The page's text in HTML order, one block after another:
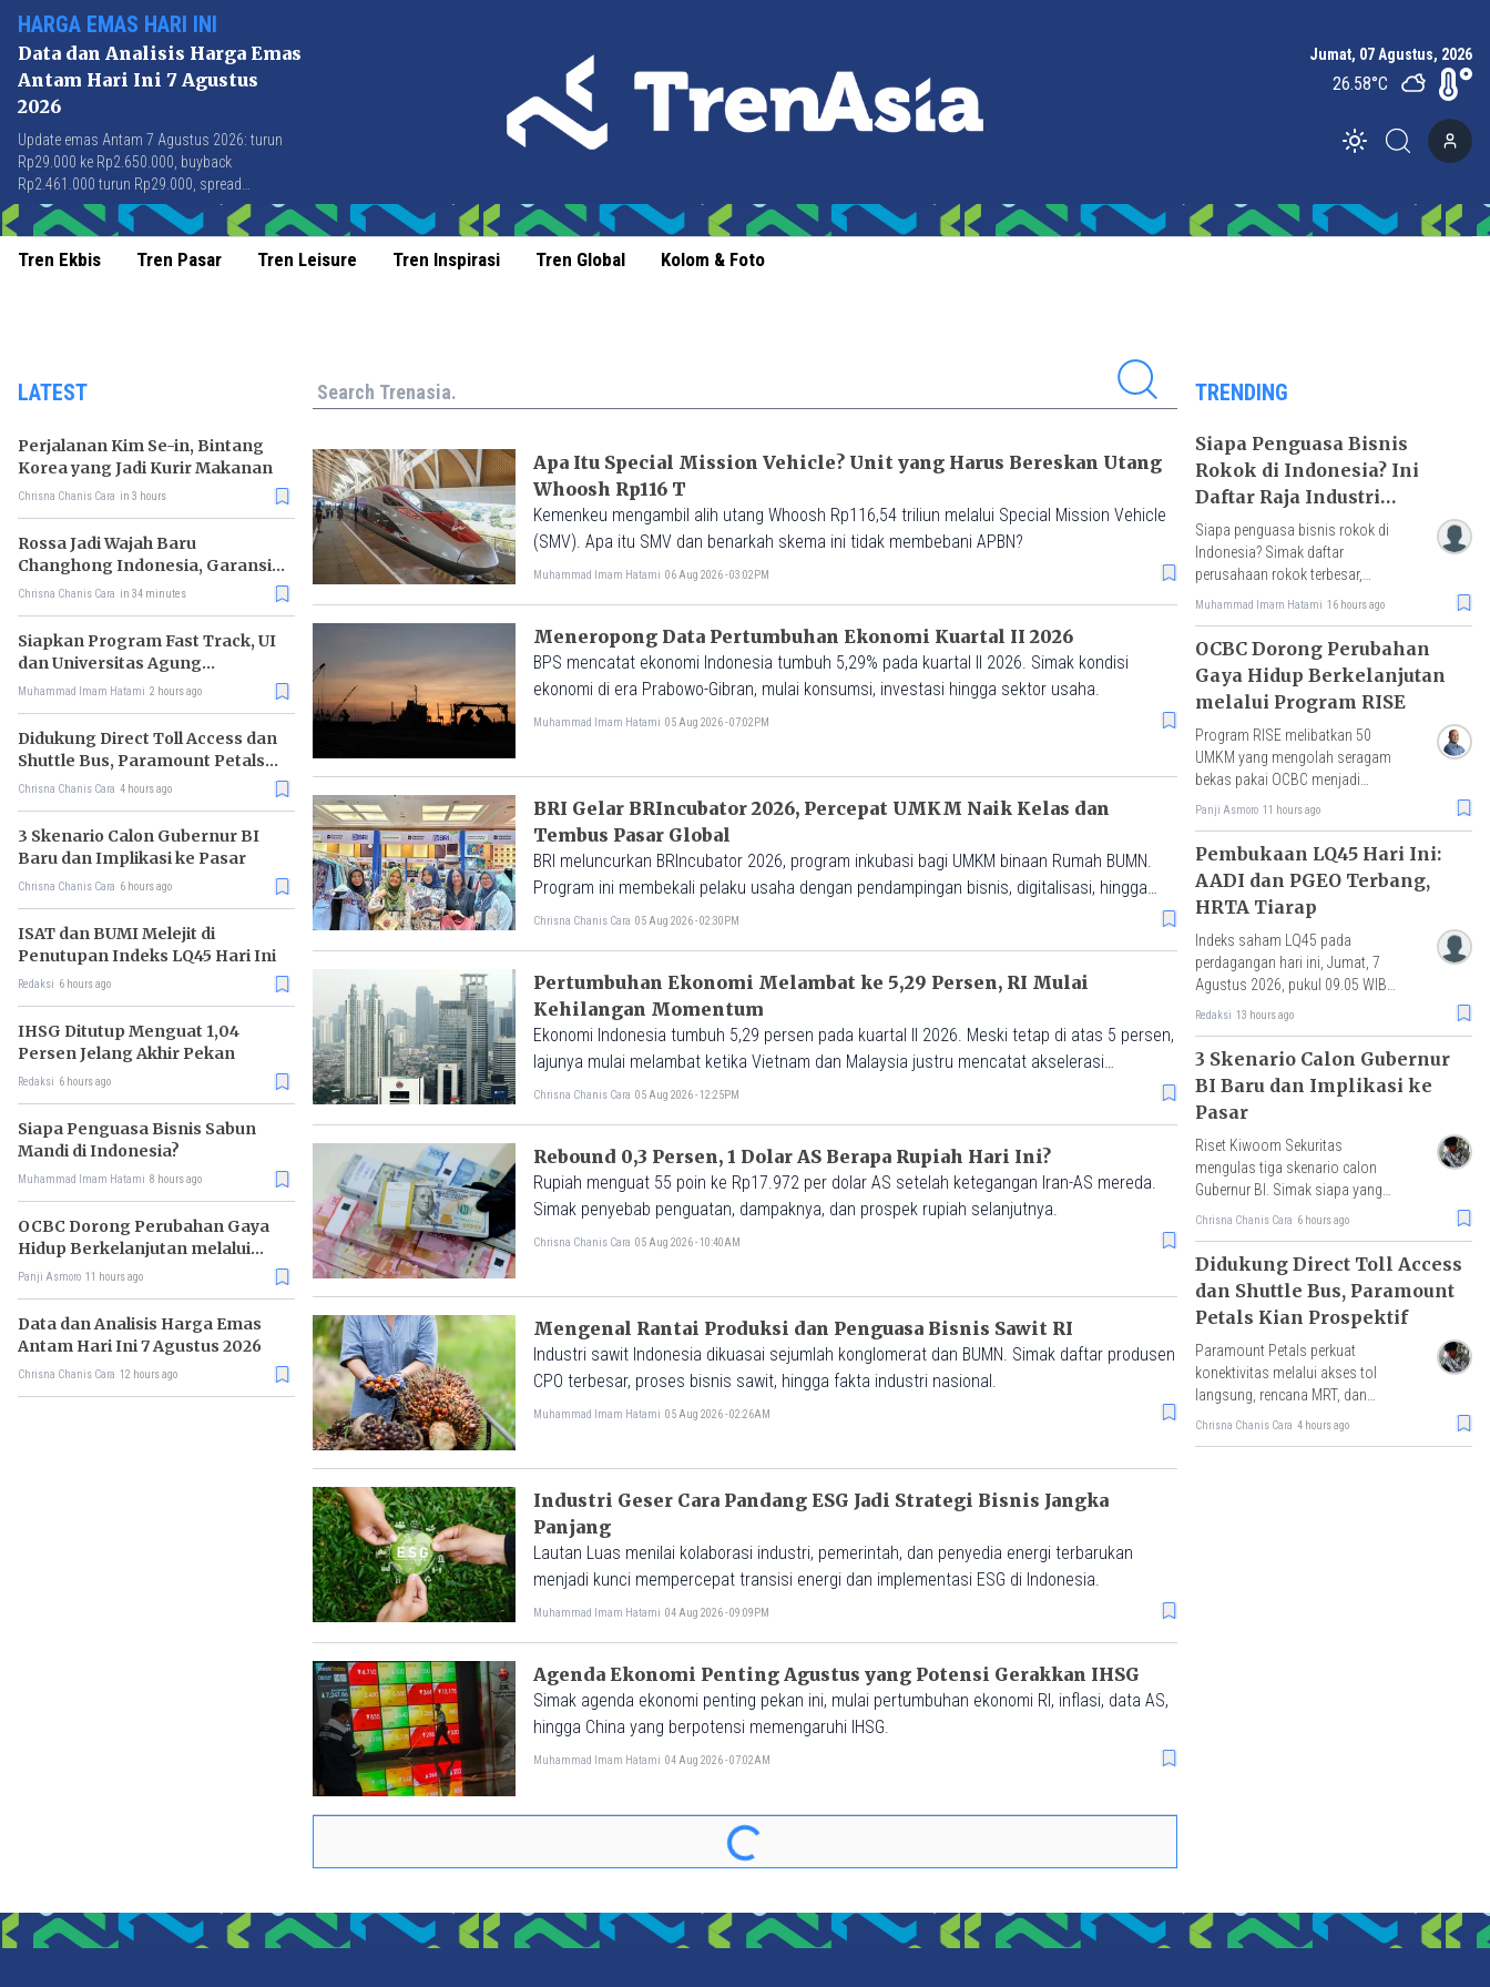
HARGA EMAS HARI INI
Data dan Analisis Harga Emas
Antam Hari Ini 7 Agustus
2026
Update emas Antam 7 Agustus 2026: turun
Rp29.000 ke Rp2.650.000, buyback
Rp2.461.000 turun Rp29.000, spread
Rp189.000 stabil di level terbaik sejak April
2026.
Jumat, 07 Agustus, 2026
26.58°C
Toggle theme
Tren Ekbis Tren Pasar Tren Leisure Tren Inspirasi Tren Global Kolom & Foto
LATEST
Perjalanan Kim Se-in, Bintang
Korea yang Jadi Kurir Makanan
Chrisna Chanis Cara in 3 hours
Rossa Jadi Wajah Baru
Changhong Indonesia, Garansi
Produk Kini Sampai 25 Tahun
Chrisna Chanis Cara in 34 minutes
Siapkan Program Fast Track, UI
dan Universitas Agung
Podomoro Jalin Kemitraan
Muhammad Imam Hatami 2 hours ago
Didukung Direct Toll Access dan
Shuttle Bus, Paramount Petals
Kian Prospektif
Chrisna Chanis Cara 4 hours ago
3 Skenario Calon Gubernur BI
Baru dan Implikasi ke Pasar
Chrisna Chanis Cara 6 hours ago
ISAT dan BUMI Melejit di
Penutupan Indeks LQ45 Hari Ini
Redaksi 6 hours ago
IHSG Ditutup Menguat 1,04
Persen Jelang Akhir Pekan
Redaksi 6 hours ago
Siapa Penguasa Bisnis Sabun
Mandi di Indonesia?
Muhammad Imam Hatami 8 hours ago
OCBC Dorong Perubahan Gaya
Hidup Berkelanjutan melalui
Program RISE
Panji Asmoro 11 hours ago
Data dan Analisis Harga Emas
Antam Hari Ini 7 Agustus 2026
Chrisna Chanis Cara 12 hours ago
Search
Apa Itu Special Mission Vehicle? Unit yang Harus Bereskan Utang
Whoosh Rp116 T
Kemenkeu mengambil alih utang Whoosh Rp116,54 triliun melalui Special Mission Vehicle
(SMV). Apa itu SMV dan benarkah skema ini tidak membebani APBN?
Muhammad Imam Hatami 06 Aug 2026 - 03:02PM
Meneropong Data Pertumbuhan Ekonomi Kuartal II 2026
BPS mencatat ekonomi Indonesia tumbuh 5,29% pada kuartal II 2026. Simak kondisi
ekonomi di era Prabowo-Gibran, mulai konsumsi, investasi hingga sektor usaha.
Muhammad Imam Hatami 05 Aug 2026 - 07:02PM
BRI Gelar BRIncubator 2026, Percepat UMKM Naik Kelas dan
Tembus Pasar Global
BRI meluncurkan BRIncubator 2026, program inkubasi bagi UMKM binaan Rumah BUMN.
Program ini membekali pelaku usaha dengan pendampingan bisnis, digitalisasi, hingga
peluang ekspor.
Chrisna Chanis Cara 05 Aug 2026 - 02:30PM
Pertumbuhan Ekonomi Melambat ke 5,29 Persen, RI Mulai
Kehilangan Momentum
Ekonomi Indonesia tumbuh 5,29 persen pada kuartal II 2026. Meski tetap di atas 5 persen,
lajunya mulai melambat ketika Vietnam dan Malaysia justru mencatat akselerasi
pertumbuhan.
Chrisna Chanis Cara 05 Aug 2026 - 12:25PM
Rebound 0,3 Persen, 1 Dolar AS Berapa Rupiah Hari Ini?
Rupiah menguat 55 poin ke Rp17.972 per dolar AS setelah ketegangan Iran-AS mereda.
Simak penyebab penguatan, dampaknya, dan prospek rupiah selanjutnya.
Chrisna Chanis Cara 05 Aug 2026 - 10:40AM
Mengenal Rantai Produksi dan Penguasa Bisnis Sawit RI
Industri sawit Indonesia dikuasai sejumlah konglomerat dan BUMN. Simak daftar produsen
CPO terbesar, proses bisnis sawit, hingga fakta industri nasional.
Muhammad Imam Hatami 05 Aug 2026 - 02:26AM
Industri Geser Cara Pandang ESG Jadi Strategi Bisnis Jangka
Panjang
Lautan Luas menilai kolaborasi industri, pemerintah, dan penyedia energi terbarukan
menjadi kunci mempercepat transisi energi dan implementasi ESG di Indonesia.
Muhammad Imam Hatami 04 Aug 2026 - 09:09PM
Agenda Ekonomi Penting Agustus yang Potensi Gerakkan IHSG
Simak agenda ekonomi penting pekan ini, mulai pertumbuhan ekonomi RI, inflasi, data AS,
hingga China yang berpotensi memengaruhi IHSG.
Muhammad Imam Hatami 04 Aug 2026 - 07:02AM
TRENDING
Siapa Penguasa Bisnis
Rokok di Indonesia? Ini
Daftar Raja Industri
Tembakau
Siapa penguasa bisnis rokok di
Indonesia? Simak daftar
perusahaan rokok terbesar,
pangsa pasar HM Sampoerna,
tantangan rokok ilegal.
Muhammad Imam Hatami 16 hours ago
OCBC Dorong Perubahan
Gaya Hidup Berkelanjutan
melalui Program RISE
Program RISE melibatkan 50
UMKM yang mengolah seragam
bekas pakai OCBC menjadi
berbagai produk bernilai
akan disalurkan untuk pembelian
Panji Asmoro 11 hours ago
Pembukaan LQ45 Hari Ini:
AADI dan PGEO Terbang,
HRTA Tiarap
Indeks saham LQ45 pada
perdagangan hari ini, Jumat, 7
Agustus 2026, pukul 09.05 WIB
dibuka naik 0,55% atau menguat
Redaksi 13 hours ago
3 Skenario Calon Gubernur
BI Baru dan Implikasi ke
Pasar
Riset Kiwoom Sekuritas
mengulas tiga skenario calon
Gubernur BI. Simak siapa yang
dinilai paling positif bagi rupiah,
Chrisna Chanis Cara 6 hours ago
Didukung Direct Toll Access
dan Shuttle Bus, Paramount
Petals Kian Prospektif
Paramount Petals perkuat
konektivitas melalui akses tol
langsung, rencana MRT, dan
shuttle bus menuju Jakarta. Pacu
Chrisna Chanis Cara 4 hours ago